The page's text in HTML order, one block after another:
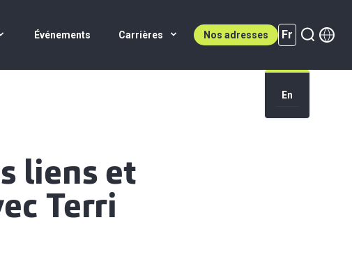
Événements Carrières Nos adresses Fr
En
Fr (active)
liens et
Terri